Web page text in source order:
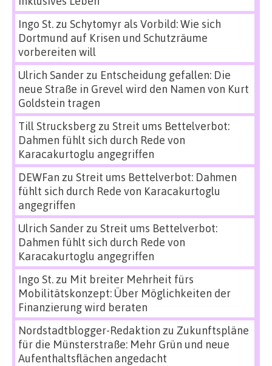
Ingo St.zu Schytomyr als Vorbild: Wie sich
Dortmund auf Krisen und Schutzräume
vorbereiten will
Ulrich Sanderzu Entscheidung gefallen: Die
neue Straße in Grevel wird den Namen von Kurt
Goldstein tragen
Till Strucksbergzu Streit ums Bettelverbot:
Dahmen fühlt sich durch Rede von
Karacakurtoglu angegriffen
DEWFan zu Streit ums Bettelverbot: Dahmen
fühlt sich durch Rede von Karacakurtoglu
angegriffen
Ulrich Sanderzu Streit ums Bettelverbot:
Dahmen fühlt sich durch Rede von
Karacakurtoglu angegriffen
Ingo St.zu Mit breiter Mehrheit fürs
Mobilitätskonzept: Über Möglichkeiten der
Finanzierung wird beraten
Nordstadtblogger-Redaktion zu Zukunftspläne
für die Münsterstraße: Mehr Grün und neue
Aufenthaltsflächen angedacht